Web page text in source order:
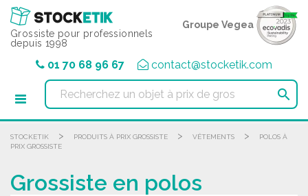
Grossiste pour professionnels
depuis 1998
Groupe Vegea
01 70 68 96 67 contact@stocketik.com

STOCKETIK > PRODUITS À PRIX GROSSISTE > VÊTEMENTS >
POLOS À
PRIX GROSSISTE
Grossiste en polos
Panneau de gestion des cookies